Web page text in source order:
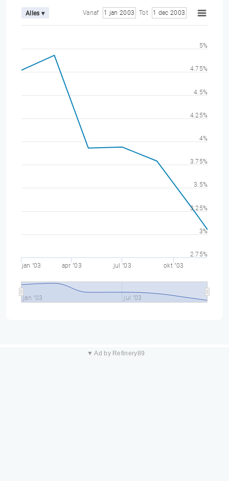
Alles ▾ Vanaf 1 jan 2003 Tot 1 dec 2003
jan "03 apr "03 jul "03 okt "03
jan "03 jul "03
2.75%
3%
3.25%
3.5%
3.75%
4%
4.25%
4.5%
4.75%
5%
▼ Ad by Refinery89